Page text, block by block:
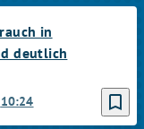
bookmark_border
10:24
in
deutlich